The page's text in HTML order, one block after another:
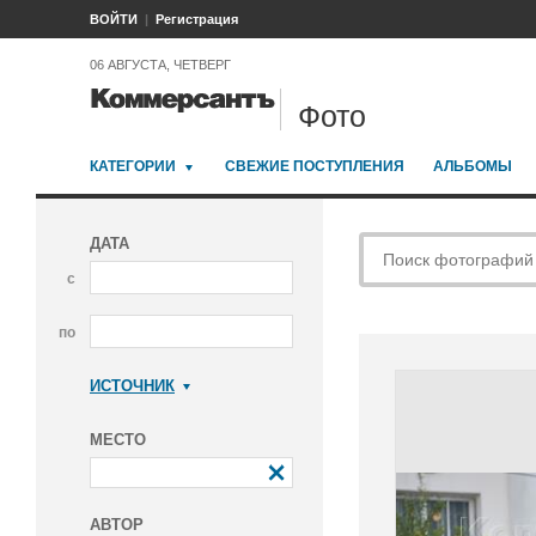
ВОЙТИ Регистрация
06 АВГУСТА, ЧЕТВЕРГ
Фото
КАТЕГОРИИ СВЕЖИЕ ПОСТУПЛЕНИЯ АЛЬБОМЫ
ДАТА
с
по
ИСТОЧНИК
МЕСТО
АВТОР